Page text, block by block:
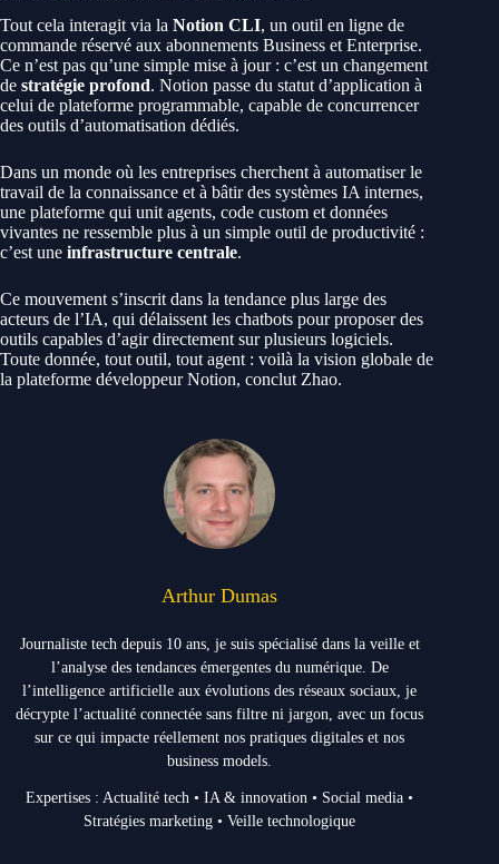
Tout cela interagit via la Notion CLI, un outil en ligne de
commande réservé aux abonnements Business et Enterprise.
Ce n’est pas qu’une simple mise à jour : c’est un changement
de stratégie profond. Notion passe du statut d’application à
celui de plateforme programmable, capable de concurrencer
des outils d’automatisation dédiés.
Dans un monde où les entreprises cherchent à automatiser le
travail de la connaissance et à bâtir des systèmes IA internes,
une plateforme qui unit agents, code custom et données
vivantes ne ressemble plus à un simple outil de productivité :
c’est une infrastructure centrale.
Ce mouvement s’inscrit dans la tendance plus large des
acteurs de l’IA, qui délaissent les chatbots pour proposer des
outils capables d’agir directement sur plusieurs logiciels.
Toute donnée, tout outil, tout agent : voilà la vision globale de
la plateforme développeur Notion, conclut Zhao.
Arthur Dumas
Journaliste tech depuis 10 ans, je suis spécialisé dans la veille et
l’analyse des tendances émergentes du numérique. De
l’intelligence artificielle aux évolutions des réseaux sociaux, je
décrypte l’actualité connectée sans filtre ni jargon, avec un focus
sur ce qui impacte réellement nos pratiques digitales et nos
business models.
Expertises : Actualité tech • IA & innovation • Social media •
Stratégies marketing • Veille technologique